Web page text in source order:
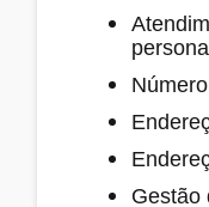
Gestão